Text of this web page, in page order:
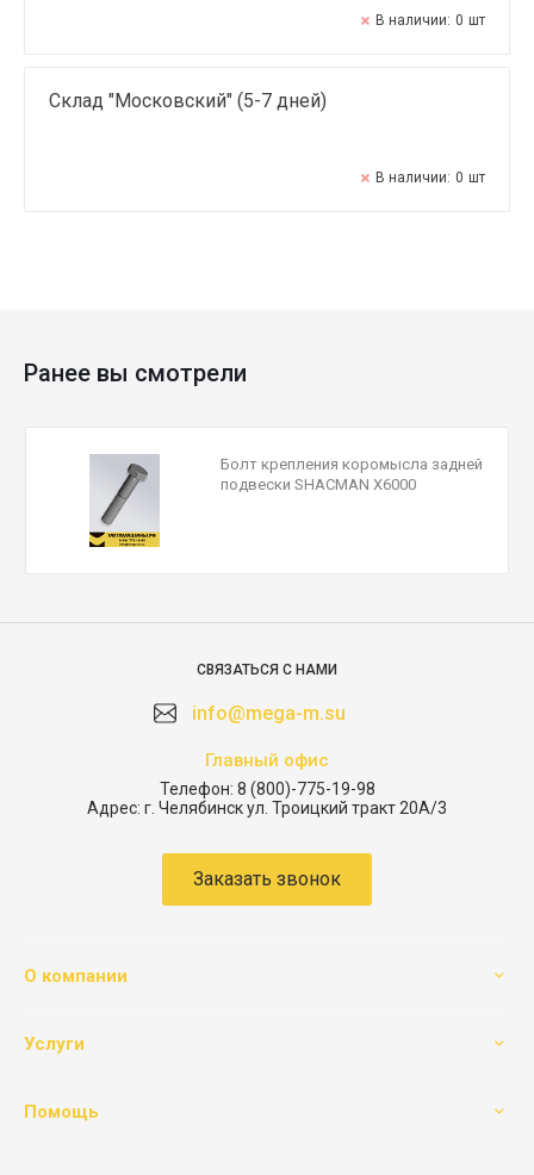
В наличии: 0 шт
Склад "Московский" (5-7 дней)
В наличии: 0 шт
Ранее вы смотрели
Болт крепления коромысла задней
подвески SHACMAN X6000
СВЯЗАТЬСЯ С НАМИ
info@mega-m.su
Главный офис
Телефон: 8 (800)-775-19-98
Адрес: г. Челябинск ул. Троицкий тракт 20А/3
Заказать звонок
О компании
Услуги
Помощь